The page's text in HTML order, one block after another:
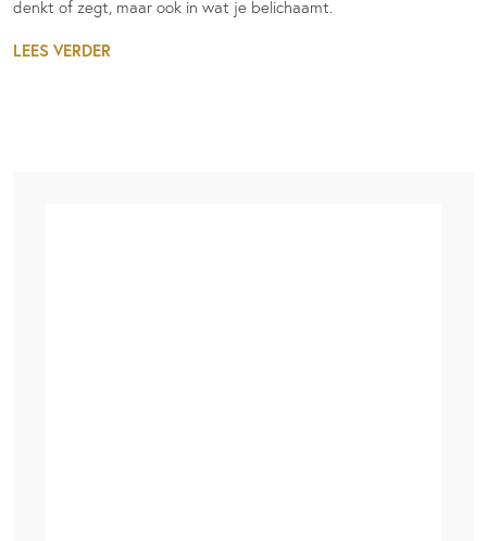
denkt of zegt, maar ook in wat je belichaamt.
LEES VERDER